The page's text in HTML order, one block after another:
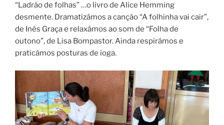
“Ladrão de folhas” …o livro de Alice Hemming
desmente. Dramatizámos a canção “A folhinha vai cair”,
de Inês Graça e relaxámos ao som de “Folha de
outono”, de Lisa Bompastor. Ainda respirámos e
praticámos posturas de ioga.